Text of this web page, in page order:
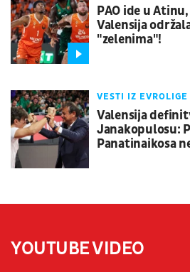
PAO ide u
Valensija
"zelenima"!
VESTI IZ EVROLIGE
Valensija
Janakopulosu:
Panatinaikosa
YOUTUBE VIDEO